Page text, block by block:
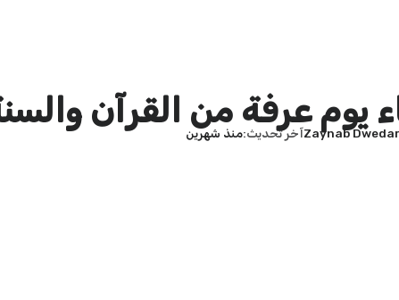
يوم عرفة من القرآن
Zaynab Dwedarآخر تحديث منذ شهرين